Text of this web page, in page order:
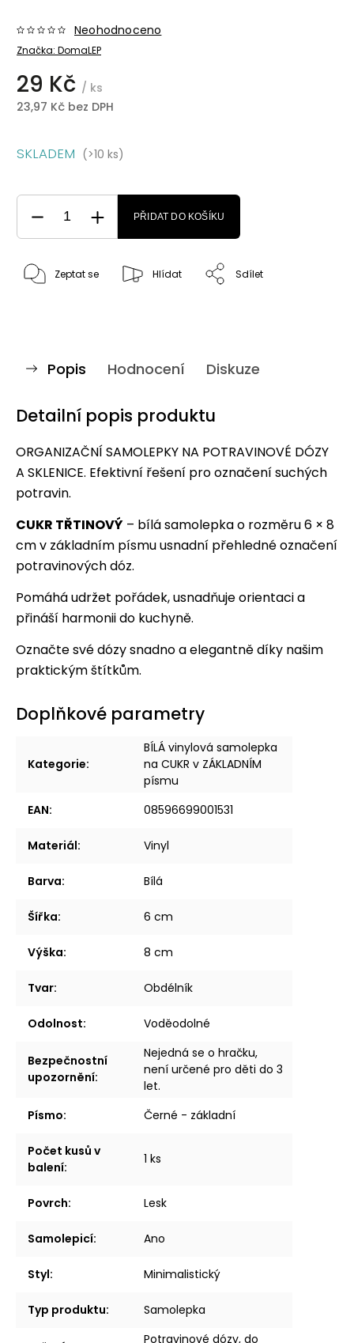
Značka: DomaLEP
Neohodnoceno
29 Kč / ks
23,97 Kč bez DPH
SKLADEM (>10 ks)
PŘIDAT DO KOŠÍKU
Zeptat se Hlídat Sdílet
Popis Hodnocení Diskuze
Detailní popis produktu
ORGANIZAČNÍ SAMOLEPKY NA POTRAVINOVÉ DÓZY
A SKLENICE. Efektivní řešení pro označení suchých
potravin.
CUKR TŘTINOVÝ – bílá samolepka o rozměru 6 × 8
cm v základním písmu usnadní přehledné označení
potravinových dóz.
Pomáhá udržet pořádek, usnadňuje orientaci a
přináší harmonii do kuchyně.
Označte své dózy snadno a elegantně díky našim
praktickým štítkům.
Doplňkové parametry
Kategorie:
BÍLÁ vinylová samolepka
na CUKR v ZÁKLADNÍM
písmu
EAN: 08596699001531
Materiál: Vinyl
Barva: Bílá
Šířka: 6 cm
Výška: 8 cm
Tvar: Obdélník
Odolnost: Voděodolné
Bezpečnostní
upozornění:
Nejedná se o hračku,
není určené pro děti do 3
let.
Písmo: Černé - základní
Počet kusů v
balení:
1 ks
Povrch: Lesk
Samolepicí: Ano
Styl: Minimalistický
Typ produktu: Samolepka
Potravinové dózy, do